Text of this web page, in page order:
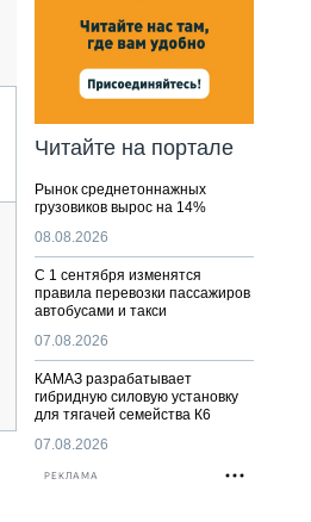
Читайте на портале
Рынок среднетоннажных
грузовиков вырос на 14%
08.08.2026
С 1 сентября изменятся
правила перевозки пассажиров
автобусами и такси
07.08.2026
КАМАЗ разрабатывает
гибридную силовую установку
для тягачей семейства К6
07.08.2026
РЕКЛАМА